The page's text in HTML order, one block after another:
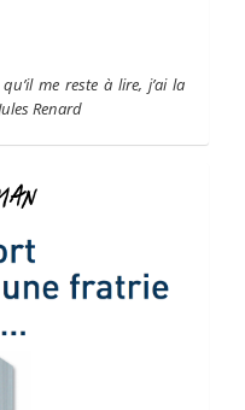
me reste à lire, j’ai la
Renard